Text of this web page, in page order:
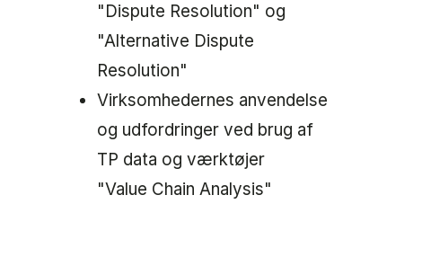
"Dispute Resolution" og
"Alternative Dispute
Resolution"
Virksomhedernes anvendelse
og udfordringer ved brug af
TP data og værktøjer
"Value Chain Analysis"